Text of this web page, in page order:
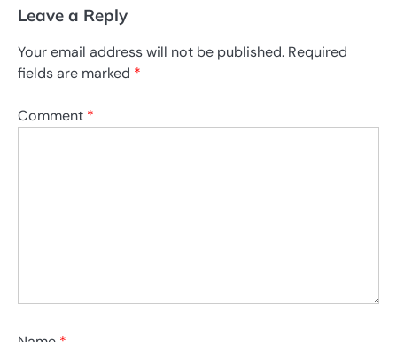
Leave a Reply
Your email address will not be published. Required
fields are marked *
Comment *